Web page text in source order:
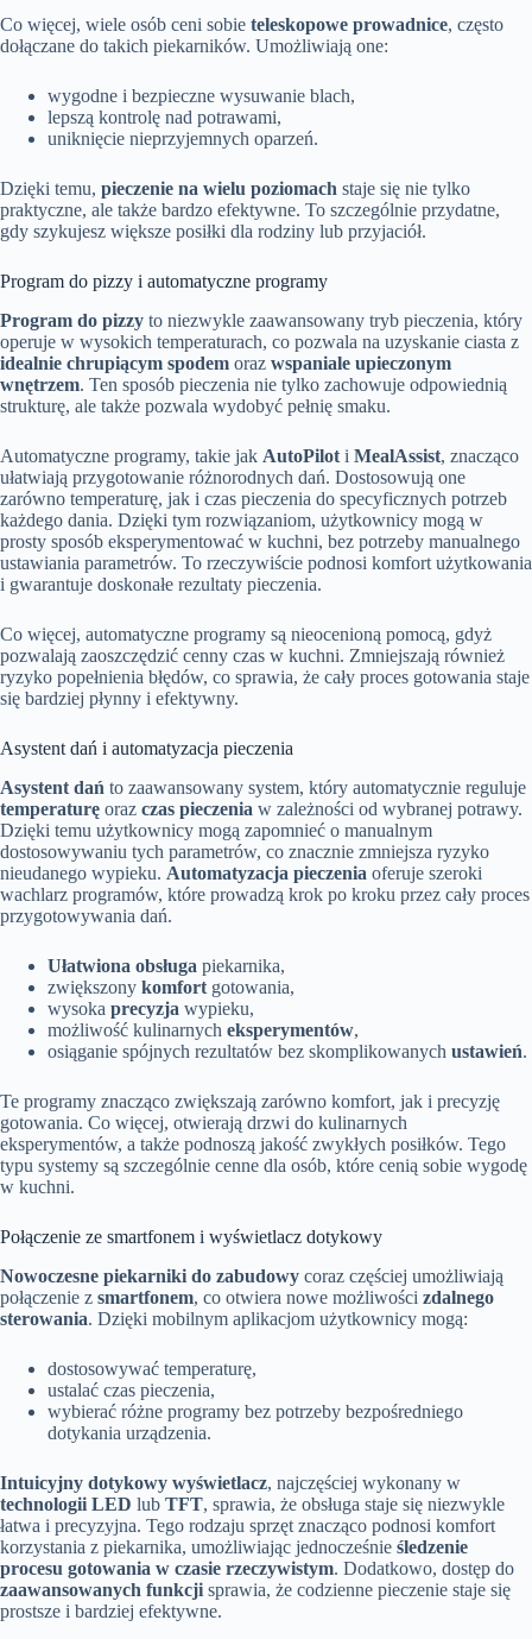
Co więcej, wiele osób ceni sobie teleskopowe prowadnice, często
dołączane do takich piekarników. Umożliwiają one:
wygodne i bezpieczne wysuwanie blach,
lepszą kontrolę nad potrawami,
uniknięcie nieprzyjemnych oparzeń.
Dzięki temu, pieczenie na wielu poziomach staje się nie tylko
praktyczne, ale także bardzo efektywne. To szczególnie przydatne,
gdy szykujesz większe posiłki dla rodziny lub przyjaciół.
Program do pizzy i automatyczne programy
Program do pizzy to niezwykle zaawansowany tryb pieczenia, który
operuje w wysokich temperaturach, co pozwala na uzyskanie ciasta z
idealnie chrupiącym spodem oraz wspaniale upieczonym
wnętrzem. Ten sposób pieczenia nie tylko zachowuje odpowiednią
strukturę, ale także pozwala wydobyć pełnię smaku.
Automatyczne programy, takie jak AutoPilot i MealAssist, znacząco
ułatwiają przygotowanie różnorodnych dań. Dostosowują one
zarówno temperaturę, jak i czas pieczenia do specyficznych potrzeb
każdego dania. Dzięki tym rozwiązaniom, użytkownicy mogą w
prosty sposób eksperymentować w kuchni, bez potrzeby manualnego
ustawiania parametrów. To rzeczywiście podnosi komfort użytkowania
i gwarantuje doskonałe rezultaty pieczenia.
Co więcej, automatyczne programy są nieocenioną pomocą, gdyż
pozwalają zaoszczędzić cenny czas w kuchni. Zmniejszają również
ryzyko popełnienia błędów, co sprawia, że cały proces gotowania staje
się bardziej płynny i efektywny.
Asystent dań i automatyzacja pieczenia
Asystent dań to zaawansowany system, który automatycznie reguluje
temperaturę oraz czas pieczenia w zależności od wybranej potrawy.
Dzięki temu użytkownicy mogą zapomnieć o manualnym
dostosowywaniu tych parametrów, co znacznie zmniejsza ryzyko
nieudanego wypieku. Automatyzacja pieczenia oferuje szeroki
wachlarz programów, które prowadzą krok po kroku przez cały proces
przygotowywania dań.
Ułatwiona obsługa piekarnika,
zwiększony komfort gotowania,
wysoka precyzja wypieku,
możliwość kulinarnych eksperymentów,
osiąganie spójnych rezultatów bez skomplikowanych ustawień.
Te programy znacząco zwiększają zarówno komfort, jak i precyzję
gotowania. Co więcej, otwierają drzwi do kulinarnych
eksperymentów, a także podnoszą jakość zwykłych posiłków. Tego
typu systemy są szczególnie cenne dla osób, które cenią sobie wygodę
w kuchni.
Połączenie ze smartfonem i wyświetlacz dotykowy
Nowoczesne piekarniki do zabudowy coraz częściej umożliwiają
połączenie z smartfonem, co otwiera nowe możliwości zdalnego
sterowania. Dzięki mobilnym aplikacjom użytkownicy mogą:
dostosowywać temperaturę,
ustalać czas pieczenia,
wybierać różne programy bez potrzeby bezpośredniego
dotykania urządzenia.
Intuicyjny dotykowy wyświetlacz, najczęściej wykonany w
technologii LED lub TFT, sprawia, że obsługa staje się niezwykle
łatwa i precyzyjna. Tego rodzaju sprzęt znacząco podnosi komfort
korzystania z piekarnika, umożliwiając jednocześnie śledzenie
procesu gotowania w czasie rzeczywistym. Dodatkowo, dostęp do
zaawansowanych funkcji sprawia, że codzienne pieczenie staje się
prostsze i bardziej efektywne.